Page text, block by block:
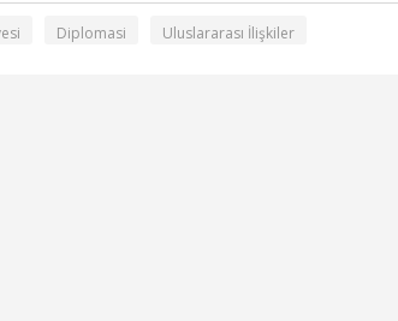
Diplomasi Uluslararası İlişkiler